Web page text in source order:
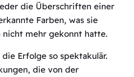
die Überschriften einer
Farben, was sie
nicht mehr gekonnt hatte.
Erfolge so spektakulär.
die von der